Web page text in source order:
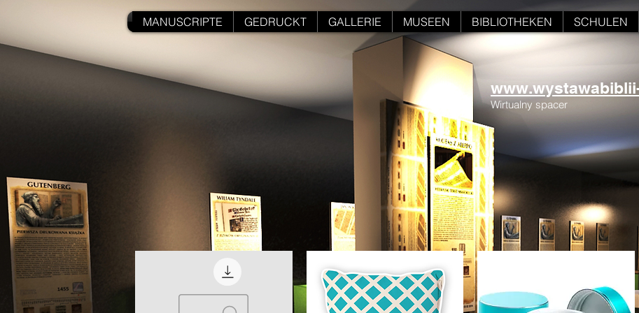
Wirtualny spacer
MANUSCRIPTE GEDRUCKT GALLERIE MUSEEN BIBLIOTHEKEN SCHULEN